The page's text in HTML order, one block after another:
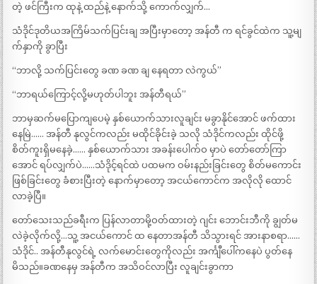
တဲ့ ဖင်ကြီးက ထုနဲ့ ထည်နဲ့ နောက်သို့ ကောက်လျှက်…
သံဒိုင်ဒုတိယအကြိမ်သက်ပြင်းချ အပြီးမှာတော့ အန်တီ က ရင်ခွင်ထဲက သူ့မျ
က်နှာကို ခွာပြီး
“ဘာလို့ သက်ပြင်းတွေ ခဏ ခဏ ချ နေရတာ လဲကွယ်”
“ဘာရယ်ကြောင့်လို့မဟုတ်ပါဘူး အန်တီရယ်”
ဘာမှဆက်မပြောကျပေမဲ့ နှစ်ယောက်သားလူချင်း မခွာနိုင်အောင် ဖက်ထား
နေမြဲ…… အန်တီ နုလွင်ကလည်း မထိုင်ခိုင်းခဲ့ သလို သံဒိုင်ကလည်း ထိုင်ဖို့
စိတ်ကူးရှိမနေခဲ့…… နှစ်ယောက်သား အခန်းပေါက်ဝ မှာပဲ တော်တော်ကြာ
အောင် ရပ်လျှက်ပဲ……သံဒိုင့်ရင်ထဲ ပထမက ဝမ်းနည်းခြင်းတွေ စိတ်မကောင်း
ဖြစ်ခြင်းတွေ ခံစားပြီးတဲ့ နောက်မှာတော့ အငယ်ကောင်က အလိုလို ထောင်
လာခဲ့ပြီ။
တော်သေးသည်ခရီးက ပြန်လာတာမို့ဝတ်ထားတဲ့ ဂျင်း ဘောင်းဘီကို ချွတ်မ
လဲခဲ့လိုက်လို့…သူ့ အငယ်ကောင် ထ နေတာအန်တီ သိသွားရင် အားနာစရာ……
သံဒိုင်.. အန်တီနုလွင်ရဲ့ လက်မောင်းတွေကိုလည်း အင်္ကျီပေါ်ကနေပဲ ပွတ်နေ
မိသည်။ခဏနေမှ အန်တီက အသိဝင်လာပြီး လူချင်းခွာကာ